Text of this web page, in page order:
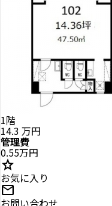
1階
14.3 万円
管理費
0.55万円
star
お気に入り
mail
お問い合わせ